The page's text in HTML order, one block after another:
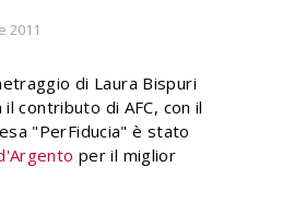
2011
di Laura Bispuri
contributo di AFC, con il
"PerFiducia" è stato
per il miglior